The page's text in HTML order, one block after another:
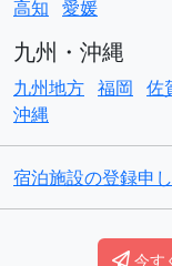
今す
高知 愛媛
九州・沖縄
九州地方 福岡 佐
沖縄
宿泊施設の登録申
©